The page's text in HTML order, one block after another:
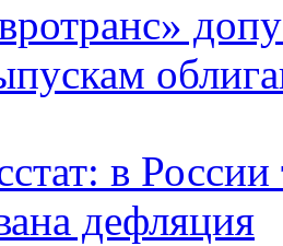
в России
дефляция